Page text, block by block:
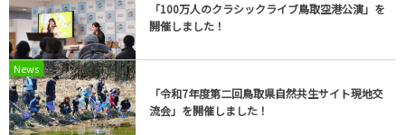
「100万人のクラシックライブ鳥取空港公演」を
開催しました！
News
「令和7年度第二回鳥取県自然共生サイト現地交
流会」を開催しました！